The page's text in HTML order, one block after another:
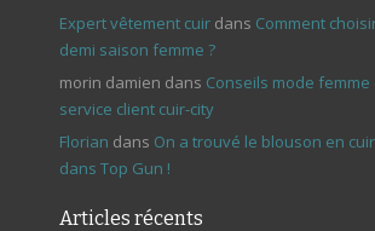
Expert vêtement cuirdans Comment
demi saison femme ?
morin damien dans Conseils mode femme
service client cuir-city
Florian dans On a trouvé le blouson en
dans Top Gun !
Articles récents